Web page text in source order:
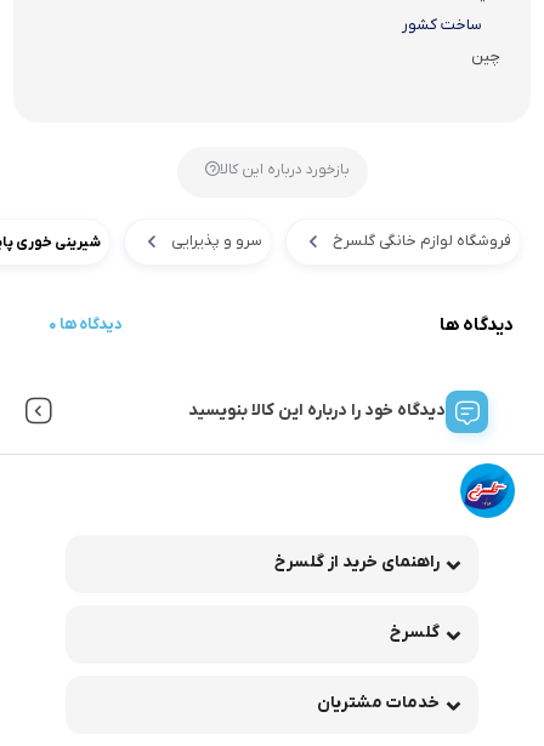
ساخت کشور
چین
بازخورد درباره این کالا
فروشگاه لوازم خانگی گلسرخ سرو و پذیرایی شیرینی خوری
دیدگاه ها 0 دیدگاه ها
دیدگاه خود را درباره این کالا بنویسید
راهنمای خرید از گلسرخ
گلسرخ
خدمات مشتریان